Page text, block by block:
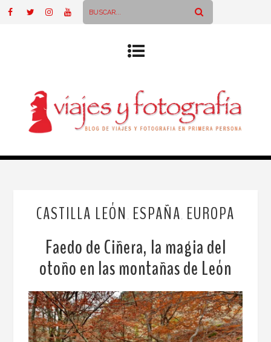
CASTILLA LEÓN ESPAÑA EUROPA
Faedo de Ciñera, la magia del
otoño en las montañas de León